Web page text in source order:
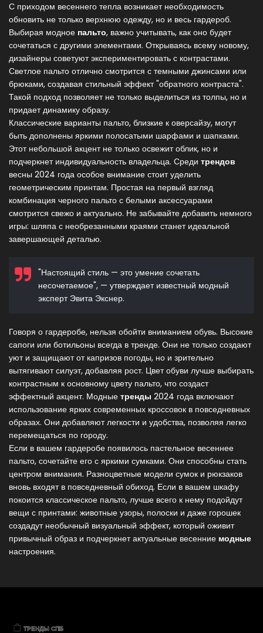
С приходом весеннего тепла возникает необходимость
обновить не только верхнюю одежду, но и весь гардероб.
Выбирая модное пальто, важно учитывать, как оно будет
сочетаться с другими элементами. Открываясь всему новому,
дизайнеры советуют экспериментировать с контрастами.
Светлое пальто отлично смотрится с темными джинсами или
брюками, создавая стильный эффект "обратного контраста".
Такой подход позволяет не только выделиться из толпы, но и
придает динамику образу.
Классические варианты пальто, близкие к оверсайзу, могут
быть дополнены яркими полосатыми шарфами и шапками.
Этот небольшой акцент не только освежит облик, но и
подчеркнет индивидуальность владельца. Среди трендов
весны 2024 года особое внимание стоит уделить
геометрическим принтам. Простая на первый взгляд
комбинация черного пальто с белыми аксессуарами
смотрится свежо и актуально. Не забывайте добавить немного
игры: шляпа с необрезанными краями станет идеальной
завершающей деталью.
"Настоящий стиль — это умение сочетать
несочетаемое", — утверждает известный модный
эксперт Эвита Экснер.
Говоря о гардеробе, нельзя обойти вниманием обувь. Высокие
сапоги или ботильоны всегда в тренде. Они не только создают
уют и защищают от капризов погоды, но и зрительно
вытягивают силуэт, добавляя рост. Цвет обуви лучше выбирать
контрастным к основному цвету пальто, что создаст
эффектный акцент. Модные тренды 2024 года включают
использование ярких современных кроссовок в повседневных
образах. Они добавляют легкости и удобства, позволяя легко
перемещаться по городу.
Если в вашем гардеробе появилось пастельное весеннее
пальто, сочетайте его с яркими сумками. Они способны стать
центром внимания. Разноцветные модели сумок и рюкзаков
вновь входят в повседневный обиход. Если в вашем шкафу
покоится классическое пальто, лучше всего к нему подойдут
вещи с принтами: животные узоры, полоски и даже горошек
создадут необычный визуальный эффект, который оживит
привычный образ и подчеркнет актуальные весенние модные
настроения.